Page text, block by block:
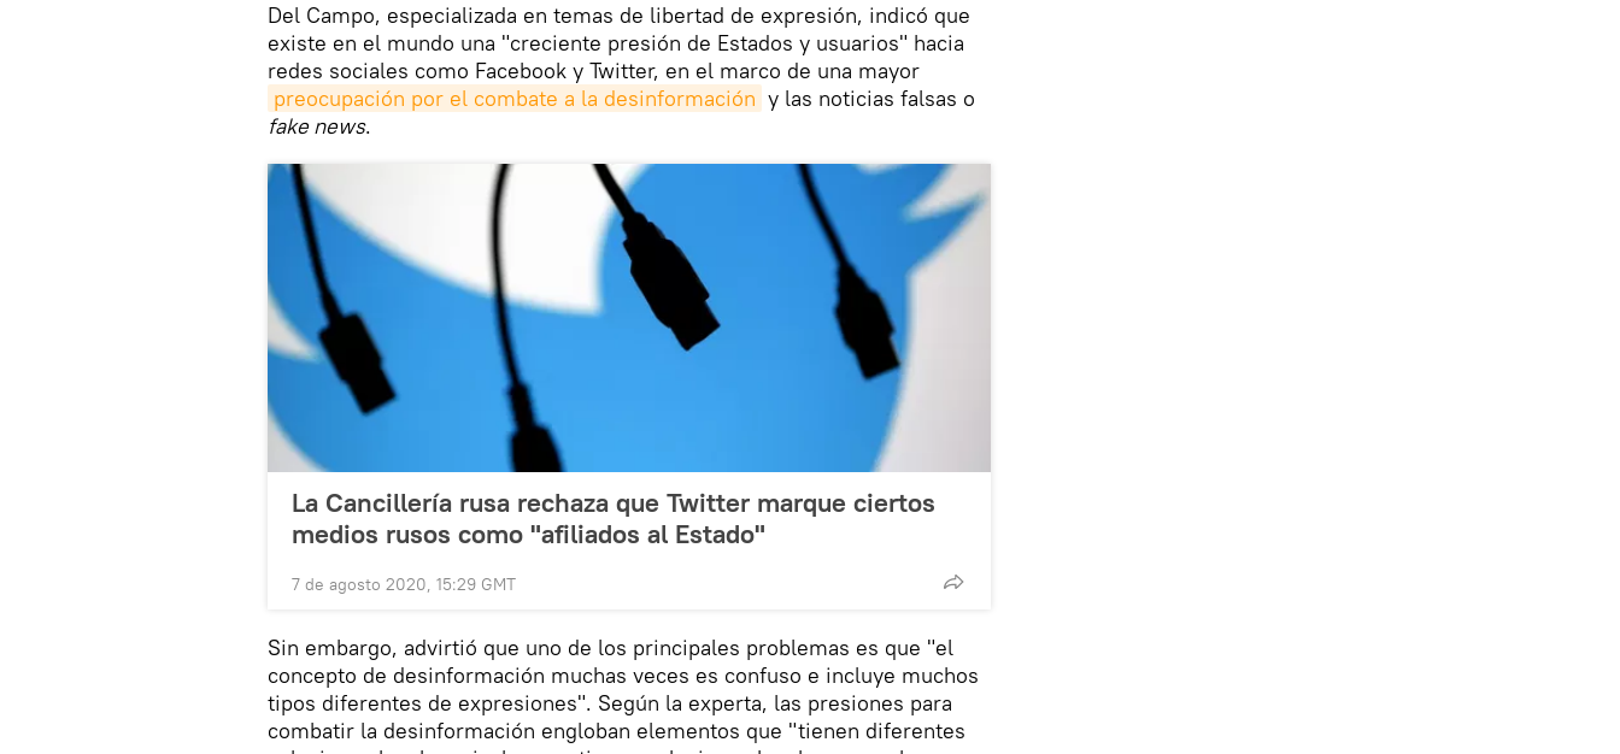
Del Campo, especializada en temas de libertad de expresión, indicó que
existe en el mundo una "creciente presión de Estados y usuarios" hacia
redes sociales como Facebook y Twitter, en el marco de una mayor
preocupación por el combate a la desinformación y las noticias falsas o
fake news.
La Cancillería rusa rechaza que Twitter marque ciertos
medios rusos como "afiliados al Estado"
7 de agosto 2020, 15:29 GMT
Sin embargo, advirtió que uno de los principales problemas es que "el
concepto de desinformación muchas veces es confuso e incluye muchos
tipos diferentes de expresiones". Según la experta, las presiones para
combatir la desinformación engloban elementos que "tienen diferentes